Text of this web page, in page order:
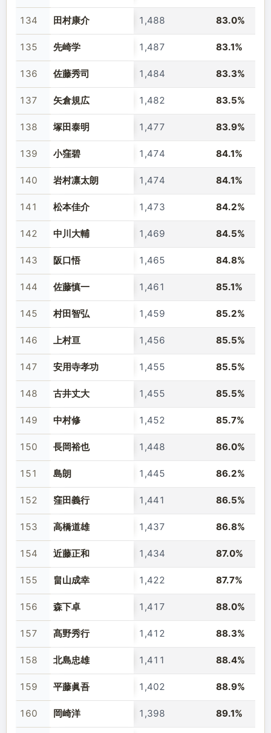
134 田村康介 1,488 83.0%
135 先崎学 1,487 83.1%
136 佐藤秀司 1,484 83.3%
137 矢倉規広 1,482 83.5%
138 塚田泰明 1,477 83.9%
139 小窪碧 1,474 84.1%
140 岩村凛太朗 1,474 84.1%
141 松本佳介 1,473 84.2%
142 中川大輔 1,469 84.5%
143 阪口悟 1,465 84.8%
144 佐藤慎一 1,461 85.1%
145 村田智弘 1,459 85.2%
146 上村亘 1,456 85.5%
147 安用寺孝功 1,455 85.5%
148 古井丈大 1,455 85.5%
149 中村修 1,452 85.7%
150 長岡裕也 1,448 86.0%
151 島朗 1,445 86.2%
152 窪田義行 1,441 86.5%
153 高橋道雄 1,437 86.8%
154 近藤正和 1,434 87.0%
155 畠山成幸 1,422 87.7%
156 森下卓 1,417 88.0%
157 髙野秀行 1,412 88.3%
158 北島忠雄 1,411 88.4%
159 平藤眞吾 1,402 88.9%
160 岡崎洋 1,398 89.1%